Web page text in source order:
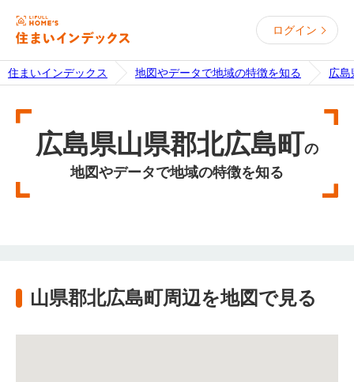
ログイン
住まいインデックス 地図やデータで地域の特徴を知る 広島
広島県山県郡北広島町の
地図やデータで地域の特徴を知る
山県郡北広島町周辺を地図で見る